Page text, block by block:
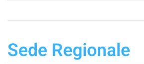
Sede Regionale